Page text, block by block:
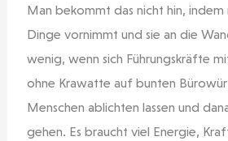
Man bekommt das nicht hin, indem
Dinge vornimmt und sie an die
wenig, wenn sich Führungskräfte
ohne Krawatte auf bunten
Menschen ablichten lassen und
gehen. Es braucht viel Energie,